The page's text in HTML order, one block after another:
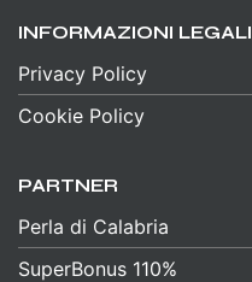
INFORMAZIONI LEGALI
Privacy Policy
Cookie Policy
PARTNER
Perla di Calabria
SuperBonus 110%